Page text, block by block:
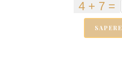
SAPERE